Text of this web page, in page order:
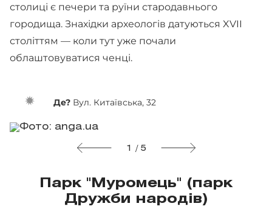
столиці є печери та руїни стародавнього
городища. Знахідки археологів датуються XVII
століттям — коли тут уже почали
облаштовуватися ченці.
Де? Вул. Китаївська, 32
1 / 5
Парк "Муромець" (парк
Дружби народів)